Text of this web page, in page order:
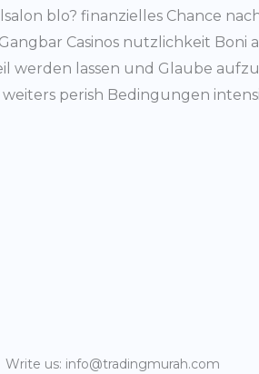
blo? finanzielles Chance
Casinos nutzlichkeit
werden lassen und Glaube
perish Bedingungen
Write us: info@tradingmurah.com